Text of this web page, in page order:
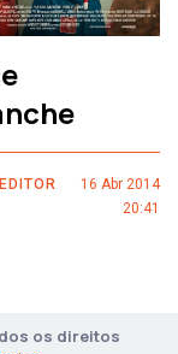
16 Abr 2014
20:41
os direitos